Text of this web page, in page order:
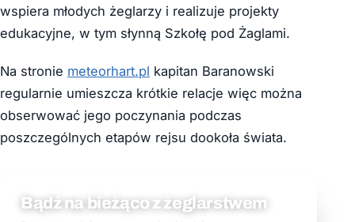
wspiera młodych żeglarzy i realizuje projekty
edukacyjne, w tym słynną Szkołę pod Żaglami.
Na stronie meteorhart.pl kapitan Baranowski
regularnie umieszcza krótkie relacje więc można
obserwować jego poczynania podczas
poszczególnych etapów rejsu dookoła świata.
Bądź na bieżąco z żeglarstwem